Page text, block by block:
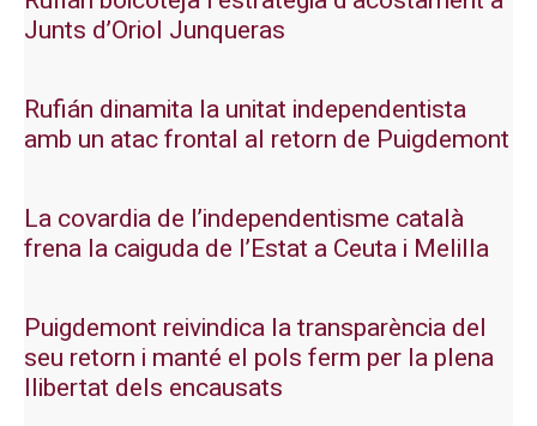
Junts d’Oriol Junqueras
Rufián dinamita la unitat independentista
amb un atac frontal al retorn de Puigdemont
La covardia de l’independentisme català
frena la caiguda de l’Estat a Ceuta i Melilla
Puigdemont reivindica la transparència del
seu retorn i manté el pols ferm per la plena
llibertat dels encausats